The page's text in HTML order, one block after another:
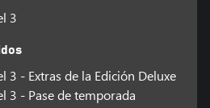
3
3 - Extras de la Edición Deluxe
3 - Pase de temporada